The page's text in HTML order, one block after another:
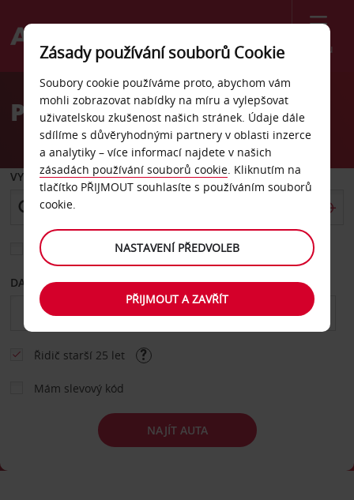
Menu
Welcome
AvisPronájem auta Cozumel
VYZVEDNOUT Z
Vyberte si jiné místo vrácení
DATUM OD DATUM DO
Řidič starší 25 let
Mám slevový kód
NAJÍT AUTA
Zásady používání souborů Cookie
Soubory cookie používáme proto, abychom vám
mohli zobrazovat nabídky na míru a vylepšovat
uživatelskou zkušenost našich stránek. Údaje dále
sdílíme s důvěryhodnými partnery v oblasti inzerce
a analytiky – více informací najdete v našich
zásadách používání souborů cookie. Kliknutím na
tlačítko PŘIJMOUT souhlasíte s používáním souborů
cookie.
NASTAVENÍ PŘEDVOLEB
PŘIJMOUT A ZAVŘÍT